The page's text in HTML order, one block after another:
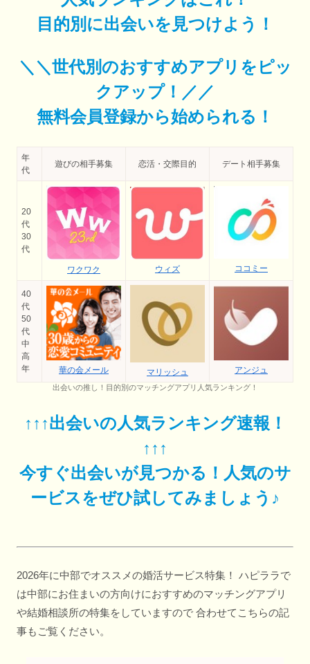
目的別に出会いを見つけよう！
＼＼世代別のおすすめアプリをピッ
クアップ！／／
無料会員登録から始められる！
年
代
遊びの相手募集 恋活・交際目的 デート相手募集
20
代
30
代
ワクワク ウィズ ココミー
40
代
50
代
中
高
年
華の会メール マリッシュ アンジュ
出会いの推し！目的別のマッチングアプリ人気ランキング！
↑↑↑出会いの人気ランキング速報！
↑↑↑
今すぐ出会いが見つかる！人気のサ
ービスをぜひ試してみましょう♪
2026年に中部でオススメの婚活サービス特集！ ハピララで
は中部にお住まいの方向けにおすすめのマッチングアプリ
や結婚相談所の特集をしていますので 合わせてこちらの記
事もご覧ください。